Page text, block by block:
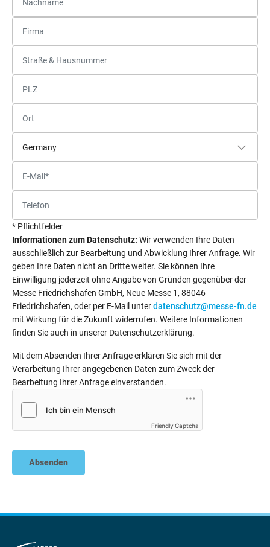
* Pflichtfelder
Informationen zum Datenschutz: Wir verwenden Ihre Daten
ausschließlich zur Bearbeitung und Abwicklung Ihrer Anfrage. Wir
geben Ihre Daten nicht an Dritte weiter. Sie können Ihre
Einwilligung jederzeit ohne Angabe von Gründen gegenüber der
Messe Friedrichshafen GmbH, Neue Messe 1, 88046
Friedrichshafen, oder per E-Mail unterdatenschutz@messe-fn.de
mit Wirkung für die Zukunft widerrufen. Weitere Informationen
finden Sie auch in unserer Datenschutzerklärung.
Mit dem Absenden Ihrer Anfrage erklären Sie sich mit der
Verarbeitung Ihrer angegebenen Daten zum Zweck der
Bearbeitung Ihrer Anfrage einverstanden.
Friendly Captcha
Absenden